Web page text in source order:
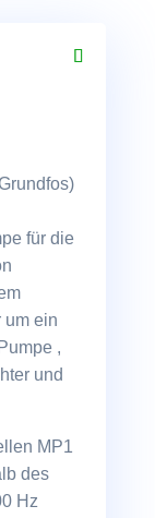
für die
um ein
,
und
MP1
des
Hz